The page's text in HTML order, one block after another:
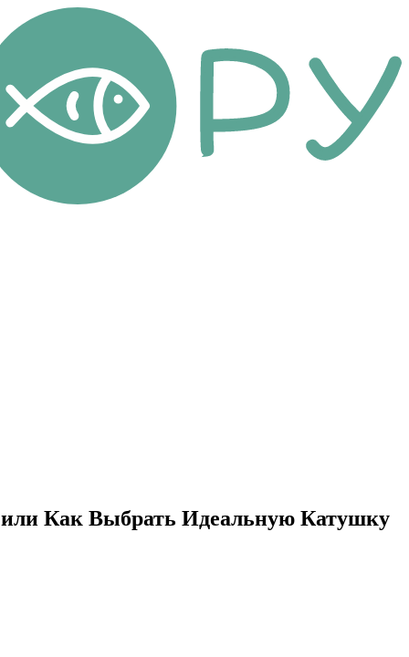
Как Выбрать Идеальную Катушку